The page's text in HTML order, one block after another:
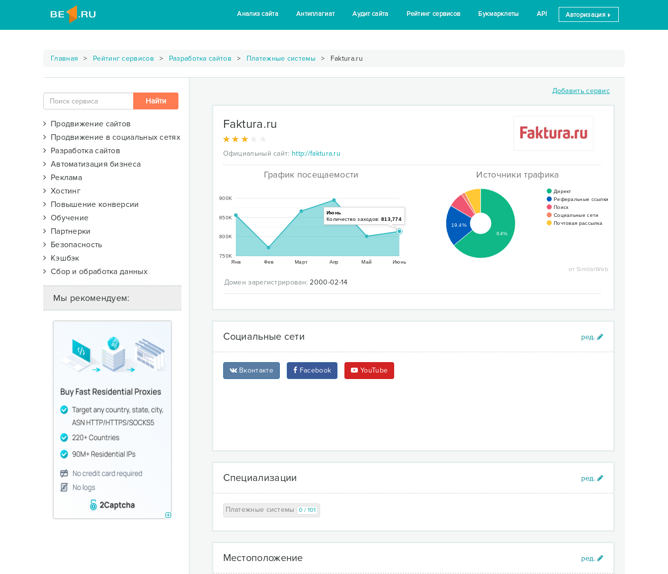
Анализ сайта Антиплагиат Аудит сайта Рейтинг сервисов Букмарклеты API Авторизация
Главная Рейтинг сервисов Разработка сайтов Платежные системы Faktura.ru
Продвижение сайтов
Продвижение в социальных сетях
Разработка сайтов
Автоматизация бизнеса
Реклама
Хостинг
Повышение конверсии
Обучение
Партнерки
Безопасность
Кэшбэк
Сбор и обработка данных
Мы рекомендуем:
Добавить сервис
Faktura.ru
Официальный сайт: http://faktura.ru
График посещаемости
Янв Фев Март Апр Май Июнь
750K
800K
850K
900K
Июнь
Количество заходов: 813,774
Источники трафика
Директ
Реферальные ссылки
Поиск
Социальные сети
Почтовая рассылка
19.4%
64%
от SimilarWeb
Домен зарегистрирован: 2000-02-14
Социальные сети
Вконтакте Facebook YouTube
Специализации
Платежные системы 0 / 101
Местоположение